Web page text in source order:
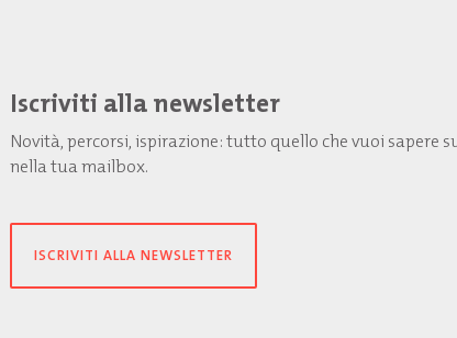
Iscriviti alla newsletter
Novità, percorsi, ispirazione: tutto quello che vuoi sapere
nella tua mailbox.
ISCRIVITI ALLA NEWSLETTER